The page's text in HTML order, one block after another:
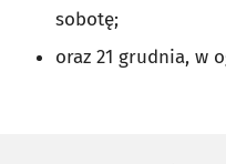
sobotę;
oraz 21 grudnia, w